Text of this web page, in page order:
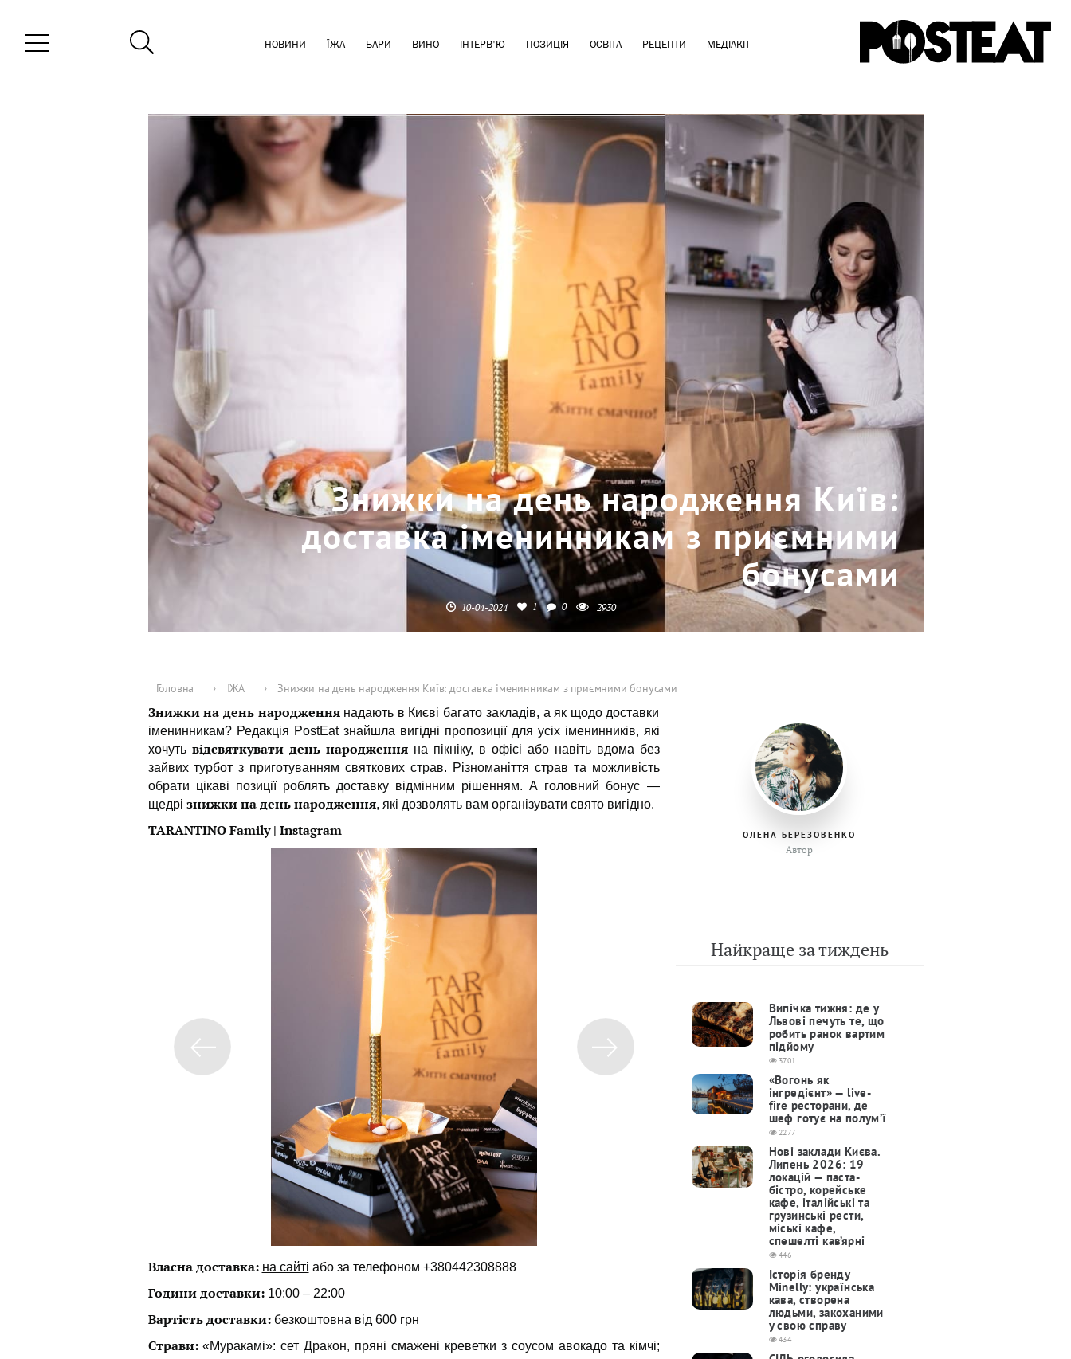
НОВИНИ ЇЖА БАРИ ВИНО ІНТЕРВ'Ю ПОЗИЦІЯ ОСВІТА РЕЦЕПТИ МЕДІАКІТ
Знижки на день народження Київ:
доставка іменинникам з приємними
бонусами
10-04-2024 1 0 2930
Головна › ЇЖА › Знижки на день народження Київ: доставка іменинникам з приємними бонусами
Знижки на день народженнянадають в Києві багато закладів, а як щодо доставки
іменинникам? Редакція PostEat знайшла вигідні пропозиції для усіх іменинників, які
хочуть відсвяткувати день народженняна пікніку, в офісі або навіть вдома без
зайвих турбот з приготуванням святкових страв. Різноманіття страв та можливість
обрати цікаві позиції роблять доставку відмінним рішенням. А головний бонус —
щедрі знижки на день народження, які дозволять вам організувати свято вигідно.
TARANTINO Family | Instagram
Власна доставка: на сайті або за телефоном +380442308888
Години доставки:10:00 – 22:00
Вартість доставки:безкоштовна від 600 грн
Страви:«Муракамі»: сет Дракон, пряні смажені креветки з соусом авокадо та кімчі;
ОЛЕНА БЕРЕЗОВЕНКО
Автор
Найкраще за тиждень
Випічка тижня: де у
Львові печуть те, що
робить ранок вартим
підйому
3701
«Вогонь як
інгредієнт» — live-
fire ресторани, де
шеф готує на полум’ї
2277
Нові заклади Києва.
Липень 2026: 19
локацій — паста-
бістро, корейське
кафе, італійські та
грузинські рести,
міські кафе,
спешелті кав’ярні
446
Історія бренду
Minelly: українська
кава, створена
людьми, закоханими
у свою справу
434